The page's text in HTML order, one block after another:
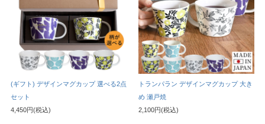
(ギフト) デザインマグカップ 選べる2点
セット
4,450円(税込)
トランパラン デザインマグカップ 大き
め 瀬戸焼
2,100円(税込)